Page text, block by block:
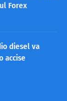
Forex
diesel va
accise